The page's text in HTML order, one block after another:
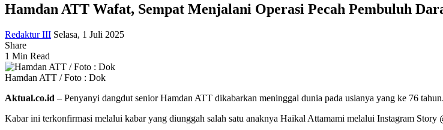
Hamdan ATT Wafat, Sempat Menjalani Operasi Pecah Pembuluh
Redaktur III Selasa, 1 Juli 2025
Share
1 Min Read
Hamdan ATT / Foto : Dok
Aktual.co.id – Penyanyi dangdut senior Hamdan ATT dikabarkan meninggal dunia pada usianya yang ke 76 tahun.
Kabar ini terkonfirmasi melalui kabar yang diunggah salah satu anaknya Haikal Attamami melalui Instagram Story